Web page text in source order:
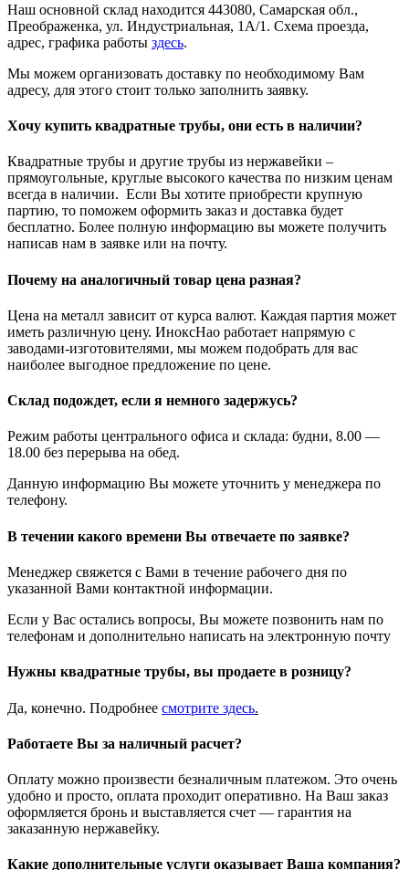
Наш основной склад находится 443080, Самарская обл.,
Преображенка, ул. Индустриальная, 1А/1. Схема проезда,
адрес, графика работы здесь.
Мы можем организовать доставку по необходимому Вам
адресу, для этого стоит только заполнить заявку.
Хочу купить квадратные трубы, они есть в наличии?
Квадратные трубы и другие трубы из нержавейки –
прямоугольные, круглые высокого качества по низким ценам
всегда в наличии. Если Вы хотите приобрести крупную
партию, то поможем оформить заказ и доставка будет
бесплатно. Более полную информацию вы можете получить
написав нам в заявке или на почту.
Почему на аналогичный товар цена разная?
Цена на металл зависит от курса валют. Каждая партия может
иметь различную цену. ИноксНао работает напрямую с
заводами-изготовителями, мы можем подобрать для вас
наиболее выгодное предложение по цене.
Склад подождет, если я немного задержусь?
Режим работы центрального офиса и склада: будни, 8.00 —
18.00 без перерыва на обед.
Данную информацию Вы можете уточнить у менеджера по
телефону.
В течении какого времени Вы отвечаете по заявке?
Менеджер свяжется с Вами в течение рабочего дня по
указанной Вами контактной информации.
Если у Вас остались вопросы, Вы можете позвонить нам по
телефонам и дополнительно написать на электронную почту
Нужны квадратные трубы, вы продаете в розницу?
Да, конечно. Подробнее смотрите здесь.
Работаете Вы за наличный расчет?
Оплату можно произвести безналичным платежом. Это очень
удобно и просто, оплата проходит оперативно. На Ваш заказ
оформляется бронь и выставляется счет — гарантия на
заказанную нержавейку.
Какие дополнительные услуги оказывает Ваша компания?